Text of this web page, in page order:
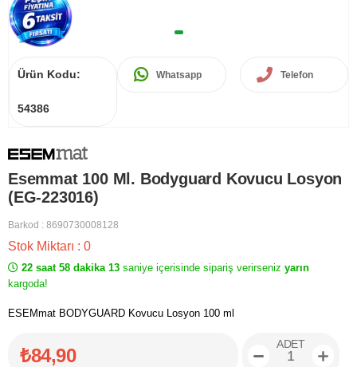
Ürün Kodu:
54386
Whatsapp Telefon
Esemmat 100 Ml. Bodyguard Kovucu Losyon
(EG-223016)
Barkod : 8690730008128
Stok Miktarı : 0
22 saat 58 dakika 13 saniye içerisinde sipariş verirseniz yarın
kargoda!
ESEMmat BODYGUARD Kovucu Losyon 100 ml
₺84,90
ADET